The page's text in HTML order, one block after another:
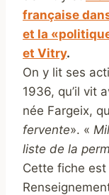
française
et la
et Vitry.
On y lit ses
1936, qu’il vit
née Fargeix,
fervente». « M
liste de la
Cette fiche est